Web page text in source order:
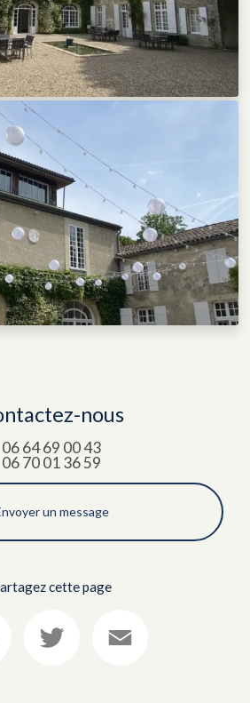
nous
06 64 69 00 43
06 70 01 36 59
un message
cette page